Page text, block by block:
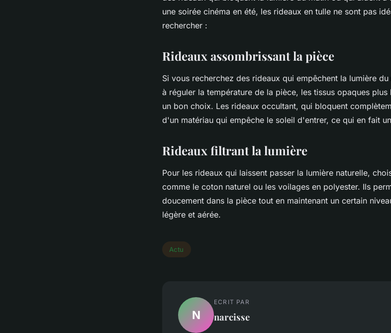
une soirée cinéma en été, les rideaux en tulle ne sont pas
rechercher :
Rideaux assombrissant la pièce
Si vous recherchez des rideaux qui empêchent la lumière
à réguler la température de la pièce, les tissus opaques
un bon choix. Les rideaux occultant, qui bloquent
d'un matériau qui empêche le soleil d'entrer, ce qui en fait
Rideaux filtrant la lumière
Pour les rideaux qui laissent passer la lumière naturelle,
comme le coton naturel ou les voilages en polyester. Ils
doucement dans la pièce tout en maintenant un certain
légère et aérée.
Actu
N
ECRIT PAR
narcisse